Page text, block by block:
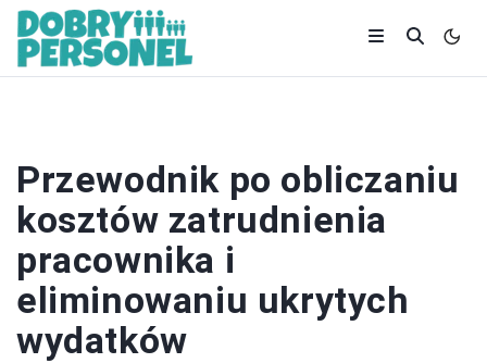
Przewodnik po obliczaniu
kosztów zatrudnienia
pracownika i
eliminowaniu ukrytych
wydatków